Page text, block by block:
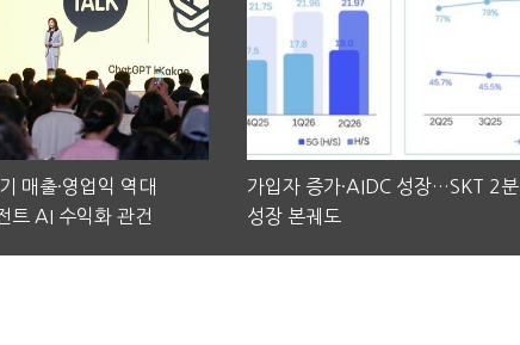
매출·영업익 역대
트 AI 수익화 관건
가입자 증가·AIDC 성장…SKT 2
성장 본궤도